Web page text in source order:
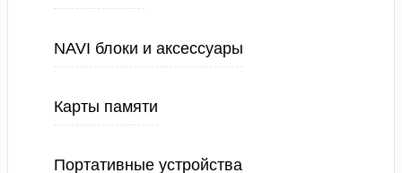
NAVI блоки и аксессуары
Карты памяти
Портативные устройства